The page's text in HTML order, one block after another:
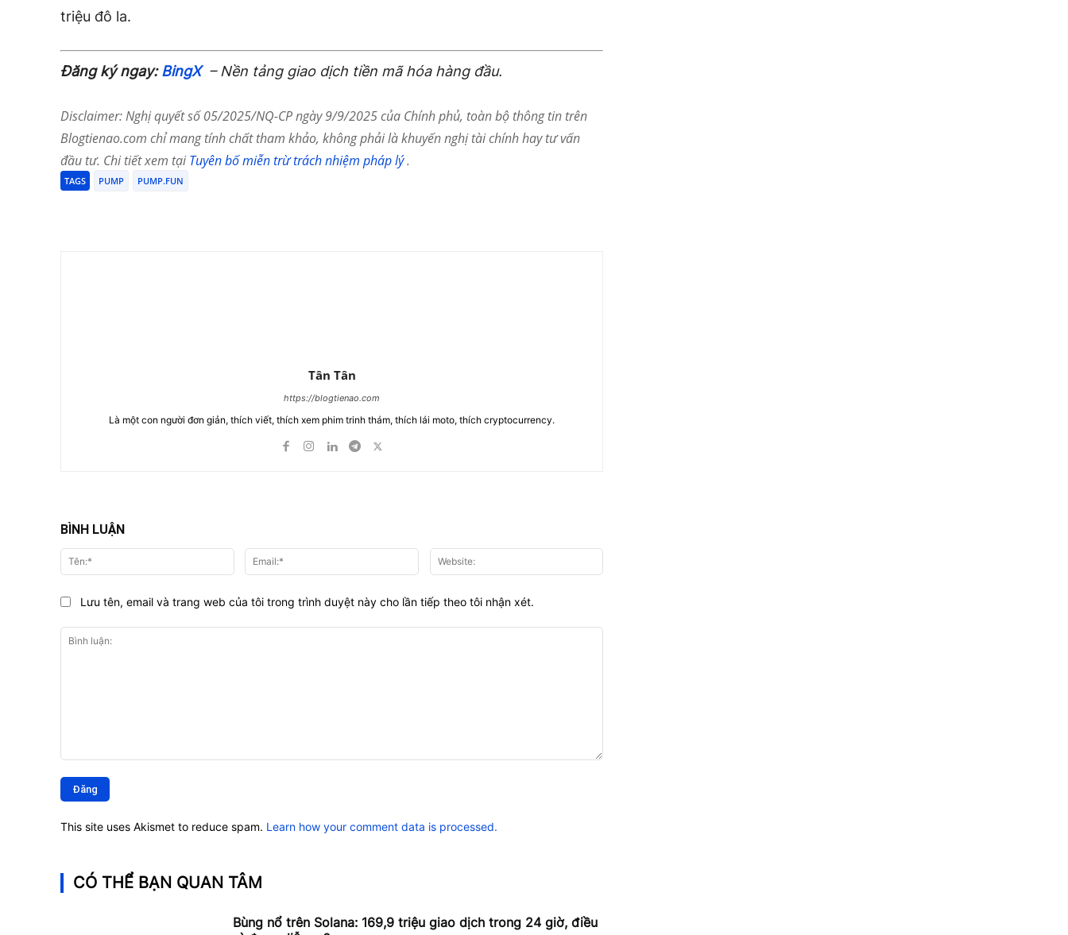
triệu đô la.
Đăng ký ngay:BingX– Nền tảng giao dịch tiền mã hóa hàng đầu.
Disclaimer: Nghị quyết số 05/2025/NQ-CP ngày 9/9/2025 của Chính phủ, toàn bộ thông tin trên
Blogtienao.com chỉ mang tính chất tham khảo, không phải là khuyến nghị tài chính hay tư vấn
đầu tư. Chi tiết xem tạiTuyên bố miễn trừ trách nhiệm pháp lý.
TAGS PUMP PUMP.FUN
Tân Tân
https://blogtienao.com
Là một con người đơn giản, thích viết, thích xem phim trinh thám, thích lái moto, thích cryptocurrency.
BÌNH LUẬN
luận:
Tên:* Email:*
Lưu tên, email và trang web của tôi trong trình duyệt này cho lần tiếp theo tôi nhận xét.
This site uses Akismet to reduce spam. Learn how your comment data is processed.
CÓ THỂ BẠN QUAN TÂM
Bùng nổ trên Solana: 169,9 triệu giao dịch trong 24 giờ, điều